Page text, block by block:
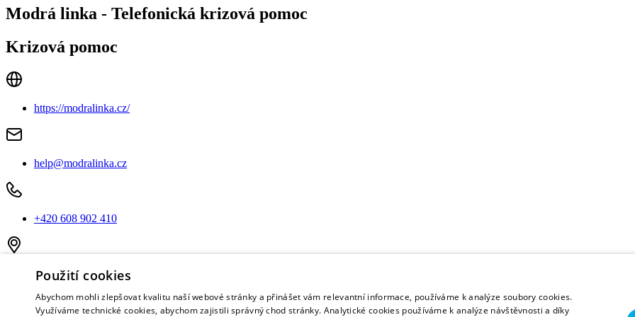
Modrá linka - Telefonická krizová pomoc
Krizová pomoc
https://modralinka.cz/
help@modralinka.cz
+420 608 902 410
602 00 Brno
Telefonická krizová pomocnonstop
Použití cookies
Abychom mohli zlepšovat kvalitu naší webové stránky a přinášet vám relevantní informace, používáme k analýze soubory cookies.
Využíváme technické cookies, abychom zajistili správný chod stránky. Analytické cookies používáme k analýze návštěvnosti a díky